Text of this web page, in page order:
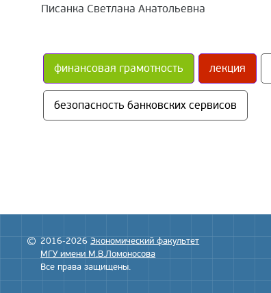
Писанка Светлана Анатольевна
финансовая грамотность лекция
безопасность банковских сервисов
2016-2026Экономический факультет
МГУ имени М.В.Ломоносова
Все права защищены.